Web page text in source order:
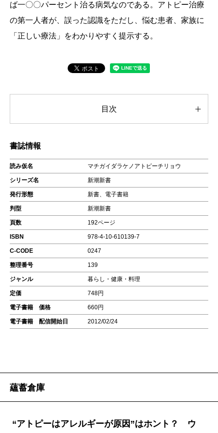
ば一〇〇パーセント治る病気なのである。アトピー治療
の第一人者が、誤った認識をただし、悩む患者、家族に
「正しい療法」をわかりやすく提示する。
目次
書誌情報
読み仮名 マチガイダラケノアトピーチリョウ
シリーズ名 新潮新書
発行形態 新書、電子書籍
判型 新潮新書
頁数 192ページ
ISBN 978-4-10-610139-7
C-CODE 0247
整理番号 139
ジャンル 暮らし・健康・料理
定価 748円
電子書籍 価格 660円
電子書籍 配信開始日 2012/02/24
蘊蓄倉庫
“アトピーはアレルギーが原因”はホント？ ウ